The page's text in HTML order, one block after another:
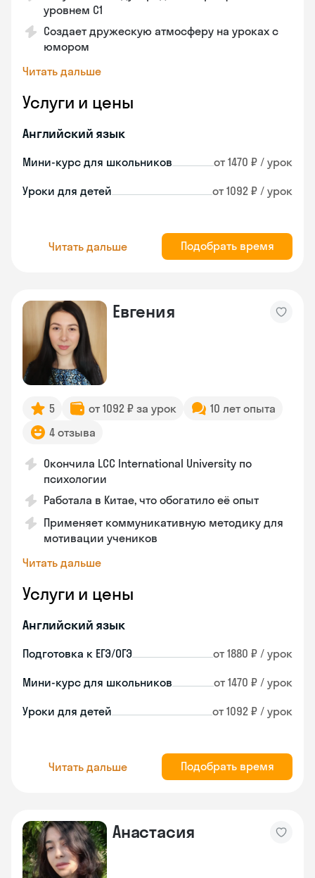
уровнем C1
Создает дружескую атмосферу на уроках с
юмором
Читать дальше
Услуги и цены
Английский язык
Мини-курс для школьников от 1470 ₽ / урок
Уроки для детей от 1092 ₽ / урок
Читать дальше Подобрать время
Евгения
5 от 1092 ₽ за урок
10 лет опыта
4 отзыва
Окончила LCC International University по
психологии
Работала в Китае, что обогатило её опыт
Применяет коммуникативную методику для
мотивации учеников
Читать дальше
Услуги и цены
Английский язык
Подготовка к ЕГЭ/ОГЭ от 1880 ₽ / урок
Мини-курс для школьников от 1470 ₽ / урок
Уроки для детей от 1092 ₽ / урок
Читать дальше Подобрать время
Анастасия